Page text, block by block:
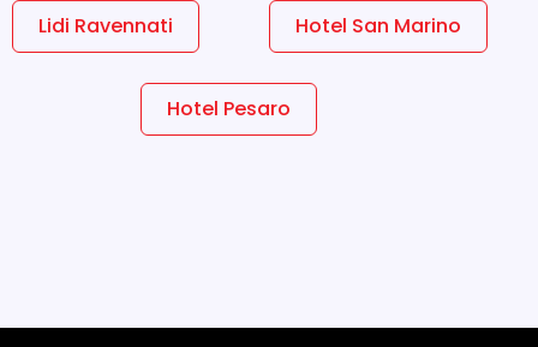
Lidi Ravennati Hotel San Marino
Hotel Pesaro